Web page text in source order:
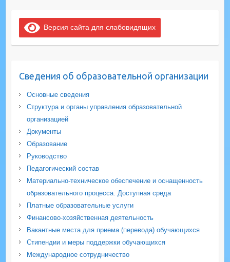
Версия сайта для слабовидящих
Сведения об образовательной организации
Основные сведения
Структура и органы управления образовательной
организацией
Документы
Образование
Руководство
Педагогический состав
Материально-техническое обеспечение и оснащенность
образовательного процесса. Доступная среда
Платные образовательные услуги
Финансово-хозяйственная деятельность
Вакантные места для приема (перевода) обучающихся
Стипендии и меры поддержки обучающихся
Международное сотрудничество